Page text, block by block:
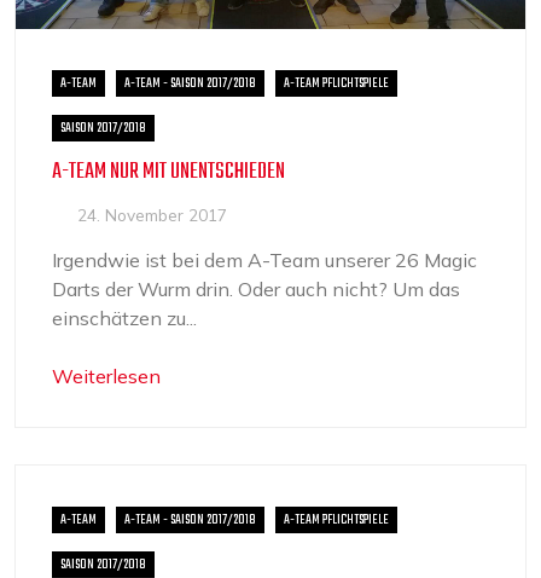
A-TEAM A-TEAM - SAISON 2017/2018 A-TEAM PFLICHTSPIELE
SAISON 2017/2018
A-TEAM NUR MIT UNENTSCHIEDEN
24. November 2017
Irgendwie ist bei dem A-Team unserer 26 Magic
Darts der Wurm drin. Oder auch nicht? Um das
einschätzen zu...
Weiterlesen
A-TEAM A-TEAM - SAISON 2017/2018 A-TEAM PFLICHTSPIELE
SAISON 2017/2018